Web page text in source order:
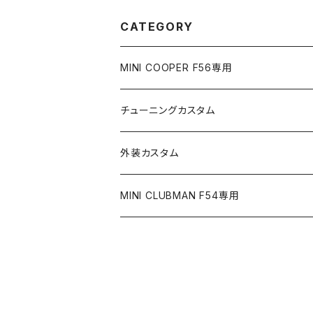
CATEGORY
MINI COOPER F56専用
チューニングカスタム
ICE WIRE｜アイスワイヤー
ICE FUSE |アイスヒューズ
外装カスタム
MINI CLUBMAN F54専用